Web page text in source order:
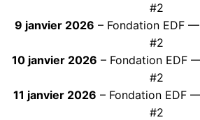
#2
9 janvier 2026 – Fondation EDF
#2
10 janvier 2026 – Fondation EDF
#2
11 janvier 2026 – Fondation EDF
#2